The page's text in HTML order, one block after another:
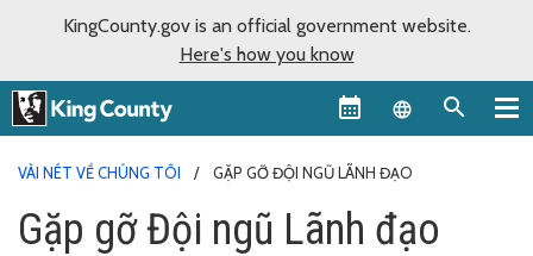
KingCounty.gov is an official government website.
Here's how you know
Language
VÀI NÉT VỀ CHÚNG TÔI GẶP GỠ ĐỘI NGŨ LÃNH ĐẠO
Gặp gỡ Đội ngũ Lãnh đạo